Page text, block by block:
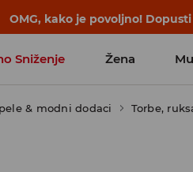
TO SCHOOL 📒Najbolje priče
Sniženje Žena
& modni dodaci Torbe,